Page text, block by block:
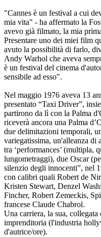
"Cannes è un festival a cui
mia vita" - ha affermato la
avevo già filmato, la mia
Presentare uno dei miei film
avuto la possibilità di farlo,
Andy Warhol che aveva
è un festival del cinema
sensibile ad esso".
Nel maggio 1976 aveva 13
presentato “Taxi Driver”,
partirono da lì con la Palma
riceverà ancora una Palma
due delimitazioni temporali,
variegatissima, un'alleanza di
tra ‘performances’ (multipla,
lungometraggi), due Oscar
silenzio degli innocenti”, nel
con calibri quali Robert de
Kristen Stewart, Denzel
Fincher, Robert Zemeckis,
francese Claude Chabrol.
Una carriera, la sua,
imprenditoria (l'industria
d'autrice/ore).